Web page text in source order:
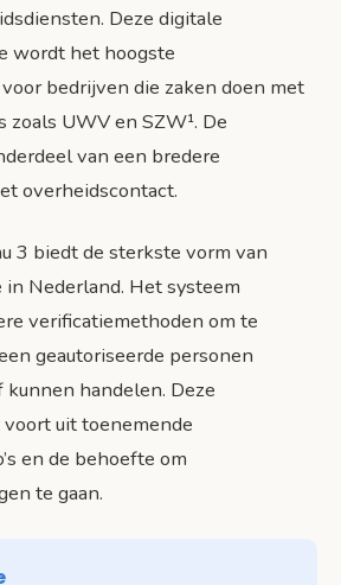
Deze digitale
wordt het hoogste
bedrijven die zaken doen met
UWV en SZW¹. De
van een bredere
overheidscontact.
3 biedt de sterkste vorm van
Nederland. Het systeem
verificatiemethoden om te
geautoriseerde personen
handelen. Deze
uit toenemende
en de behoefte om
te gaan.